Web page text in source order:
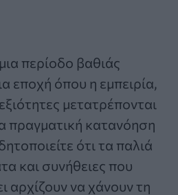
περίοδο βαθιάς
εποχή όπου η εμπειρία,
μετατρέπονται
πραγματική κατανόηση
ότι τα παλιά
και συνήθειες που
αρχίζουν να χάνουν τη